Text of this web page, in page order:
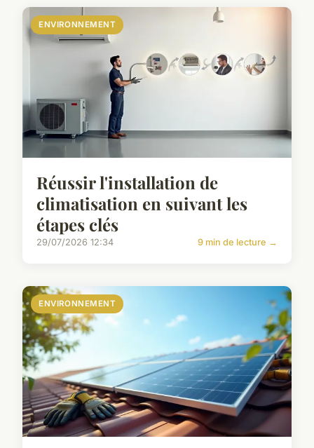
ENVIRONNEMENT
Réussir l'installation de
climatisation en suivant les
étapes clés
29/07/2026 12:34 9 min de lecture →
ENVIRONNEMENT